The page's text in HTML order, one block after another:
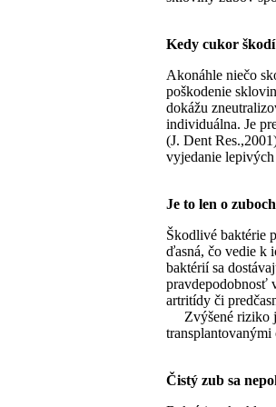
Kedy cukor
Akonáhle niečo
poškodenie
dokážu
individuálna. Je
(J. Dent
vyjedanie lepivých
Je to len o
Škodlivé baktérie
ďasná, čo vedie k
baktérií sa
pravdepodobnosť
artritídy či
Zvýšené riziko
Čistý zub sa